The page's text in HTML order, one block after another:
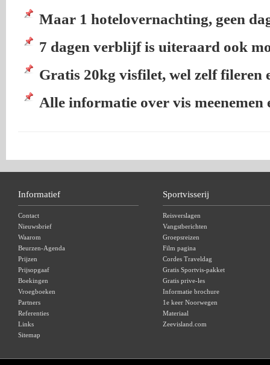
Maar 1 hotelovernachting, geen
7 dagen verblijf is uiteraard ook
Gratis 20kg visfilet, wel zelf fileren
Alle informatie over vis meenemen
Informatief
Contact
Nieuwsbrief
Waarom
Beurzen-Agenda
Prijzen
Prijsopgaaf
Boekingen
Vroegboeken
Partners
Referenties
Links
Sitemap
Sportvisserij
Reisverslagen
Vangstberichten
Groepsreizen
Film pagina
Cordes Traveldag
Gratis Sportvis-pakket
Gratis prive-les
Informatie brochure
1e keer Noorwegen
Materiaal
Zeevisland.com